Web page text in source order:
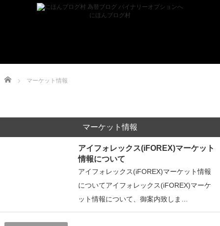
にほんブログ村
Home マーケット情報
マーケット情報
アイフォレックス(iFOREX)マーケット
情報について
アイフォレックス(iFOREX)マーケット情報
についてアイフォレックス(iFOREX)マーケ
ット情報について、御案内致しま…